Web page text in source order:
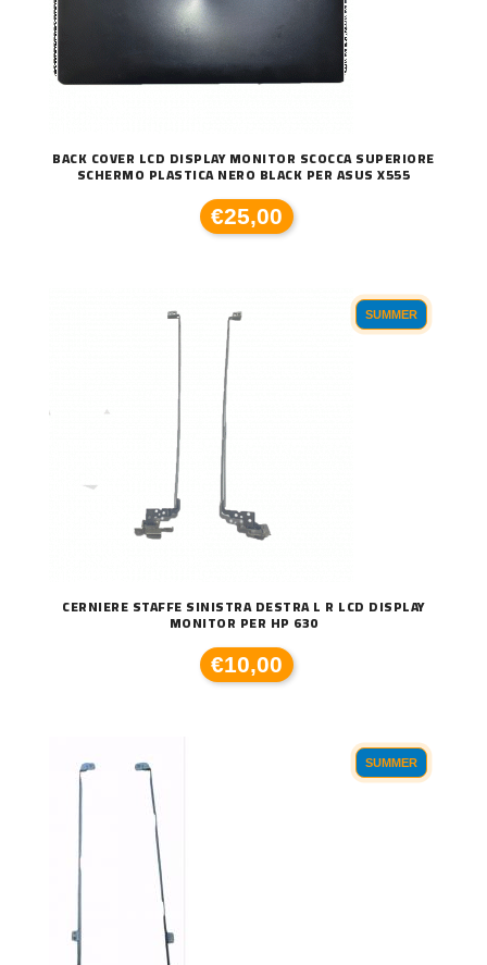
BACK COVER LCD DISPLAY MONITOR SCOCCA SUPERIORE
SCHERMO PLASTICA NERO BLACK PER ASUS X555
€25,00
SUMMER
CERNIERE STAFFE SINISTRA DESTRA L R LCD DISPLAY
MONITOR PER HP 630
€10,00
SUMMER